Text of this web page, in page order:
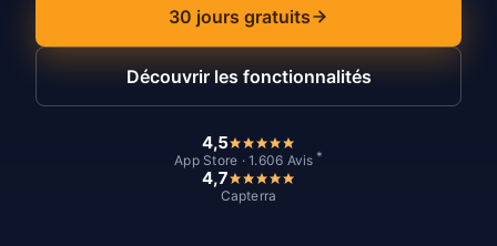
30 jours gratuits
Découvrir les fonctionnalités
4,5
App Store · 1.606 Avis *
4,7
Capterra